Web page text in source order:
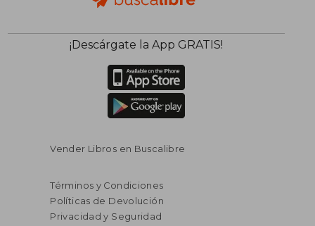
¡Descárgate la App GRATIS!
Vender Libros en Buscalibre
Términos y Condiciones
Políticas de Devolución
Privacidad y Seguridad